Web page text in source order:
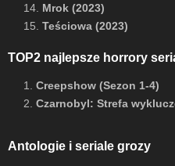
14. Mrok (2023)
15. Teściowa (2023)
TOP2 najlepsze horrory
1. Creepshow (Sezon 1-4)
2. Czarnobyl: Strefa
Antologie i seriale grozy